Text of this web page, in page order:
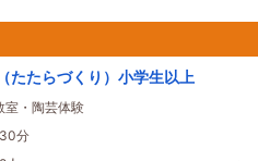
併設されており、ペット連れや車中泊
たらづくり）小学生以上
室・陶芸体験
分